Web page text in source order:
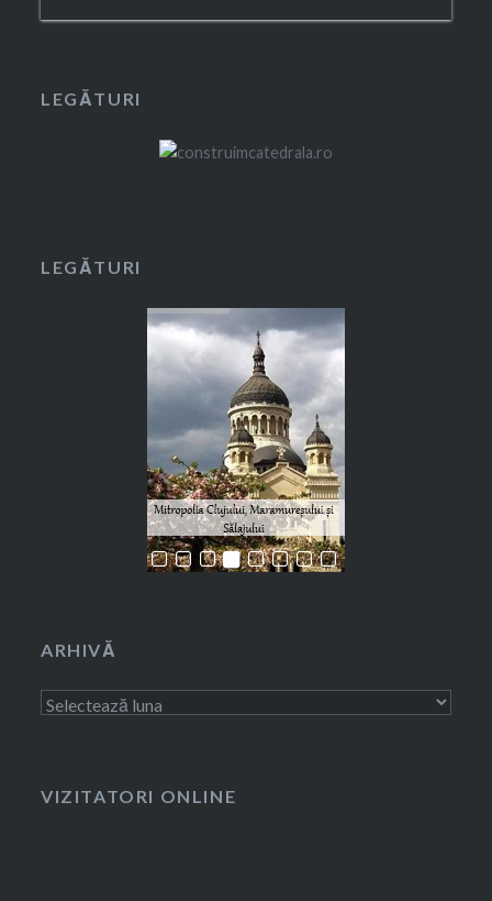
LEGĂTURI
LEGĂTURI
ARHIVĂ
Arhivă
VIZITATORI ONLINE